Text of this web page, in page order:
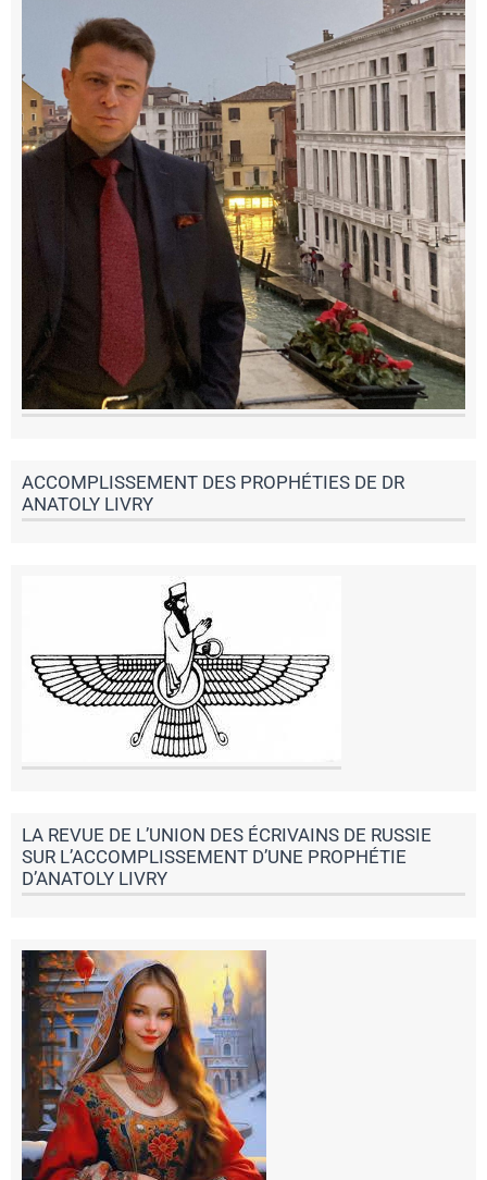
ACCOMPLISSEMENT DES PROPHÉTIES DE DR
ANATOLY LIVRY
LA REVUE DE L’UNION DES ÉCRIVAINS DE RUSSIE
SUR L’ACCOMPLISSEMENT D’UNE PROPHÉTIE
D’ANATOLY LIVRY